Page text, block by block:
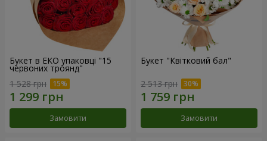
Букет в ЕКО упаковці "15
червоних троянд"
1 528 грн
Замовити
Букет "Квітковий бал"
2 513 грн
Замовити